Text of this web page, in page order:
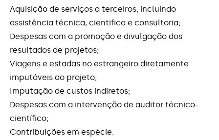
Aquisição de serviços a terceiros, incluindo
assistência técnica, cientifica e consultoria;
Despesas com a promoção e divulgação dos
resultados de projetos;
Viagens e estadas no estrangeiro diretamente
imputáveis ao projeto;
Imputação de custos indiretos;
Despesas com a intervenção de auditor técnico-
científico;
Contribuições em espécie.